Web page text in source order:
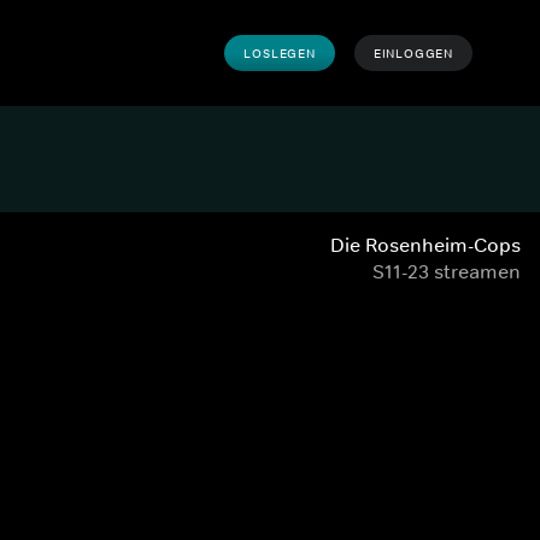
LOSLEGEN EINLOGGEN
Die Rosenheim-Cops
S11-23 streamen